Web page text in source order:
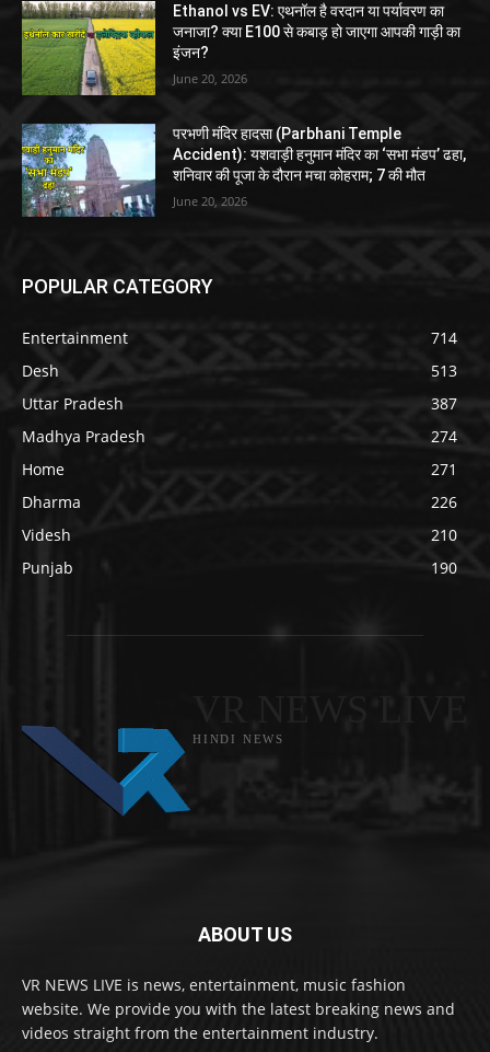
Ethanol vs EV: एथनॉल है वरदान या पर्यावरण का
जनाजा? क्या E100 से कबाड़ हो जाएगा आपकी गाड़ी का
इंजन?
June 20, 2026
परभणी मंदिर हादसा (Parbhani Temple
Accident): यशवाड़ी हनुमान मंदिर का ‘सभा मंडप’ ढहा,
शनिवार की पूजा के दौरान मचा कोहराम; 7 की मौत
June 20, 2026
POPULAR CATEGORY
Entertainment
714
Desh
513
Uttar Pradesh
387
Madhya Pradesh
274
Home
271
Dharma
226
Videsh
210
Punjab
190
HINDI NEWS
ABOUT US
VR NEWS LIVE is news, entertainment, music fashion
website. We provide you with the latest breaking news and
videos straight from the entertainment industry.